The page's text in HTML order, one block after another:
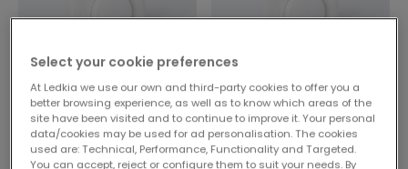
19,99 €
Regolatore Interruttore
16,69 €
Regolatore Interruttore
Select your cookie preferences
At Ledkia we use our own and third-party cookies to offer you a
better browsing experience, as well as to know which areas of the
site have been visited and to continue to improve it. Your personal
data/cookies may be used for ad personalisation. The cookies
used are: Technical, Performance, Functionality and Targeted.
You can accept, reject or configure them to suit your needs. By